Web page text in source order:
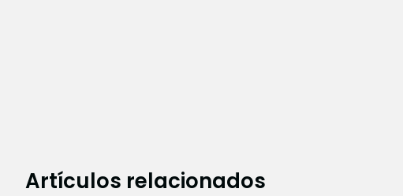
Artículos relacionados